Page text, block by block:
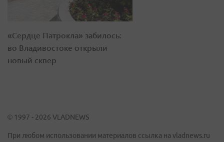
«Сердце Патрокла» забилось:
во Владивостоке открыли
новый сквер
© 1997 - 2026 VLADNEWS
При любом использовании материалов ссылка на vladnews.ru